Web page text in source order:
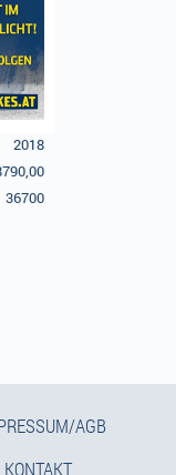
2018
36700
AGB
KONTAKT